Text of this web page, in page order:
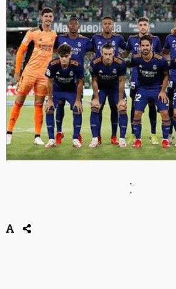
"
"